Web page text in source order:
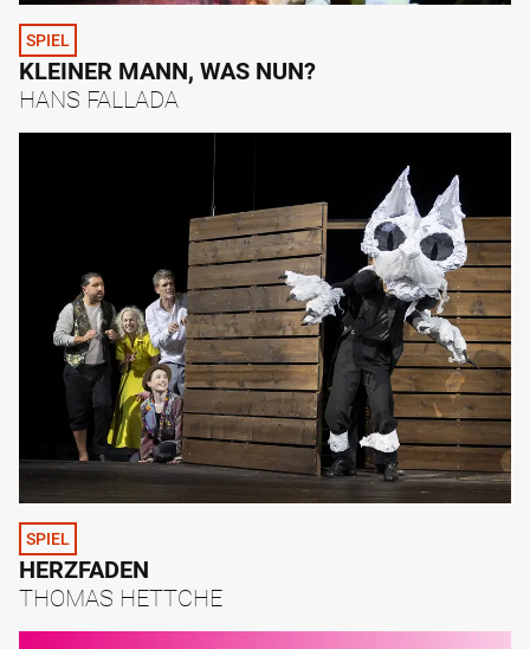
SPIEL
KLEINER MANN, WAS NUN?
HANS FALLADA
SPIEL
HERZFADEN
THOMAS HETTCHE